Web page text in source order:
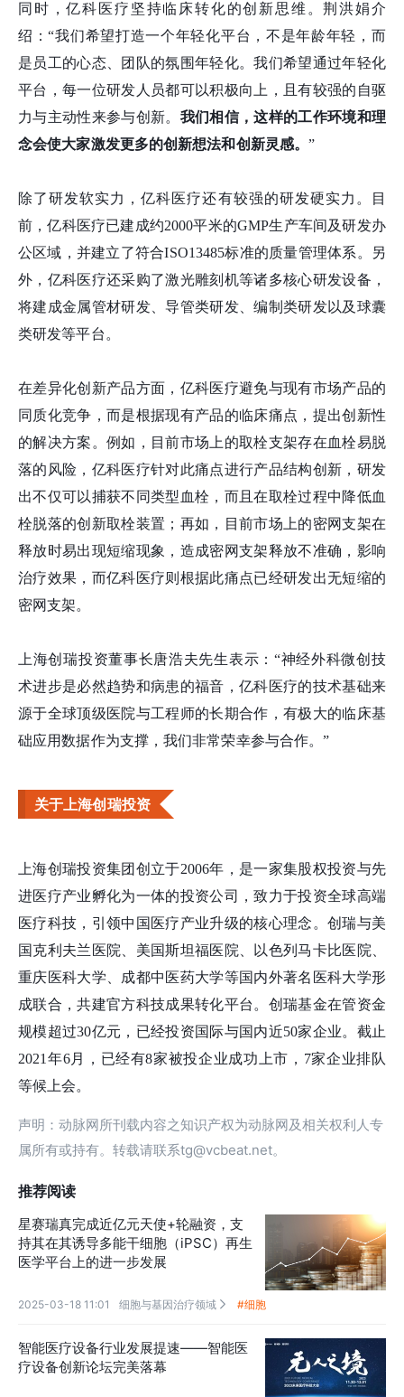
同时，亿科医疗坚持临床转化的创新思维。荆洪娟介
绍：“我们希望打造一个年轻化平台，不是年龄年轻，而
是员工的心态、团队的氛围年轻化。我们希望通过年轻化
平台，每一位研发人员都可以积极向上，且有较强的自驱
力与主动性来参与创新。 我们相信，这样的工作环境和理
念会使大家激发更多的创新想法和创新灵感。”
除了研发软实力，亿科医疗还有较强的研发硬实力。目
前，亿科医疗已建成约2000平米的GMP生产车间及研发办
公区域，并建立了符合ISO13485标准的质量管理体系。另
外，亿科医疗还采购了激光雕刻机等诸多核心研发设备，
将建成金属管材研发、导管类研发、编制类研发以及球囊
类研发等平台。
在差异化创新产品方面，亿科医疗避免与现有市场产品的
同质化竞争，而是根据现有产品的临床痛点，提出创新性
的解决方案。例如，目前市场上的取栓支架存在血栓易脱
落的风险，亿科医疗针对此痛点进行产品结构创新，研发
出不仅可以捕获不同类型血栓，而且在取栓过程中降低血
栓脱落的创新取栓装置；再如，目前市场上的密网支架在
释放时易出现短缩现象，造成密网支架释放不准确，影响
治疗效果，而亿科医疗则根据此痛点已经研发出无短缩的
密网支架。
上海创瑞投资董事长唐浩夫先生表示：“神经外科微创技
术进步是必然趋势和病患的福音，亿科医疗的技术基础来
源于全球顶级医院与工程师的长期合作，有极大的临床基
础应用数据作为支撑，我们非常荣幸参与合作。”
关于上海创瑞投资
上海创瑞投资集团创立于2006年，是一家集股权投资与先
进医疗产业孵化为一体的投资公司，致力于投资全球高端
医疗科技，引领中国医疗产业升级的核心理念。创瑞与美
国克利夫兰医院、美国斯坦福医院、以色列马卡比医院、
重庆医科大学、成都中医药大学等国内外著名医科大学形
成联合，共建官方科技成果转化平台。创瑞基金在管资金
规模超过30亿元，已经投资国际与国内近50家企业。截止
2021年6月，已经有8家被投企业成功上市，7家企业排队
等候上会。
声明：动脉网所刊载内容之知识产权为动脉网及相关权利人专
属所有或持有。转载请联系tg@vcbeat.net。
推荐阅读
星赛瑞真完成近亿元天使+轮融资，支
持其在其诱导多能干细胞（iPSC）再生
医学平台上的进一步发展
2025-03-18 11:01 细胞与基因治疗领域  #细胞
智能医疗设备行业发展提速——智能医
疗设备创新论坛完美落幕